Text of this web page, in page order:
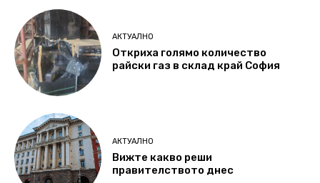
АКТУАЛНО
Откриха голямо количество
райски газ в склад край София
АКТУАЛНО
Вижте какво реши
правителството днес